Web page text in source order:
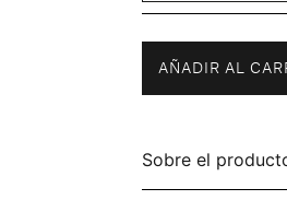
AÑADIR AL
Sobre el